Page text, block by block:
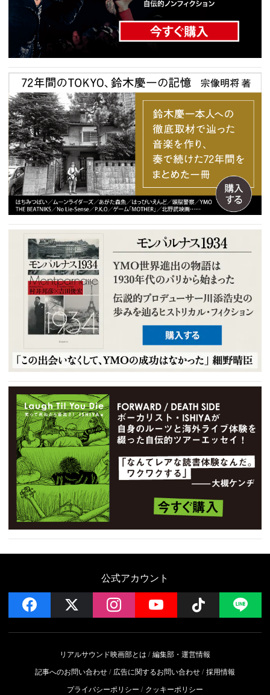
公式アカウント
facebook instagramYouTube Follow
リアルサウンド映画部とは
編集部・運営情報
記事へのお問い合わせ
広告に関するお問い合わせ 採用情報
プライバシーポリシー
クッキーポリシー